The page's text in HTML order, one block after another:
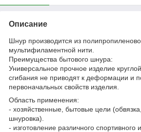
Описание
Шнур производится из
мультифиламентной нити.
Преимущества бытового шнура:
Универсальное прочное изделие
сгибания не приводят к деформации и
первоначальных свойств изделия.
Область применения:
- хозяйственные, бытовые цели (обвязка,
шнуровка).
- изготовление различного спортивного